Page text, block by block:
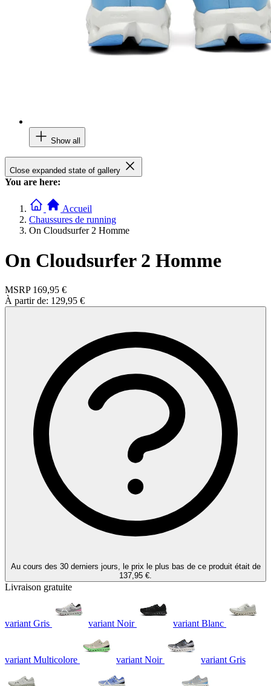
Show all
Close expanded state of gallery
You are here:
Accueil
Chaussures de running
On Cloudsurfer 2 Homme
On Cloudsurfer 2 Homme
MSRP 169,95 €
À partir de: 129,95 €
Au cours des 30 derniers jours, le prix le plus bas de ce produit était de
137,95 €.
Livraison gratuite
variant Gris variant Noir variant Blanc
variant Multicolore variant Noir variant Gris